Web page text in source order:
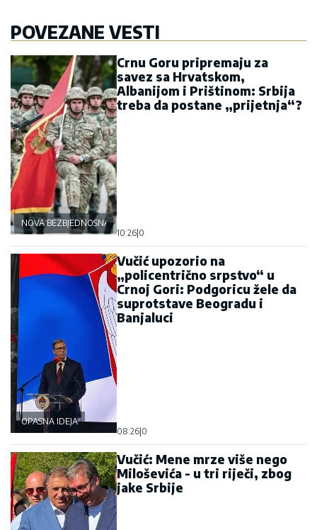
POVEZANE VESTI
NOVA BEZBJEDNOSNA OSOVINA
Crnu Goru pripremaju za
savez sa Hrvatskom,
Albanijom i Prištinom: Srbija
treba da postane „prijetnja“?
10:26 0
OPASNA IDEJA
Vučić upozorio na
„policentrično srpstvo“ u
Crnoj Gori: Podgoricu žele da
suprotstave Beogradu i
Banjaluci
08:26 0
Vučić: Mene mrze više nego
Miloševića - u tri riječi, zbog
jake Srbije